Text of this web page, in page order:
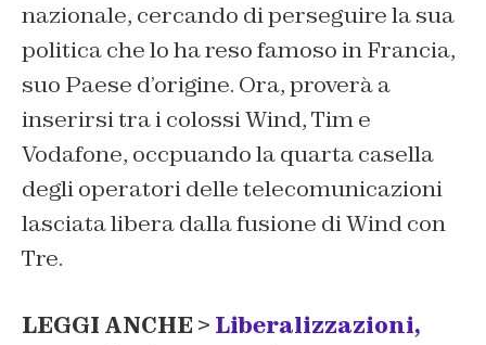
nazionale, cercando di perseguire la sua
politica che lo ha reso famoso in Francia,
suo Paese d’origine. Ora, proverà a
inserirsi tra i colossi Wind, Tim e
Vodafone, occpuando la quarta casella
degli operatori delle telecomunicazioni
lasciata libera dalla fusione di Wind con
Tre.
LEGGI ANCHE > Liberalizzazioni,